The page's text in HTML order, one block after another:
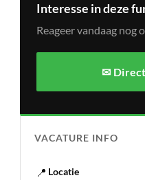
Interesse in deze
Reageer vandaag nog
✉
VACATURE INFO
📍 Locatie